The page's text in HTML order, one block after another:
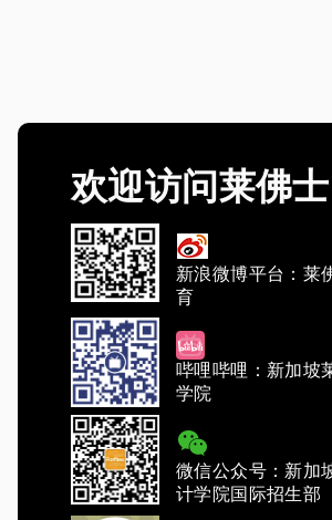
欢迎访问莱佛士
新浪微博平台：莱
育
哔哩哔哩：新加坡
学院
微信公众号：新加
计学院国际招生部